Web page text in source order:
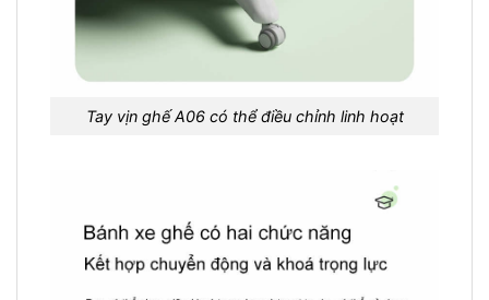
Tay vịn ghế A06 có thể điều chỉnh linh hoạt